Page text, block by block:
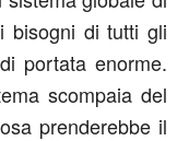
bisogni di tutti gli
portata enorme.
scompaia del
prenderebbe il